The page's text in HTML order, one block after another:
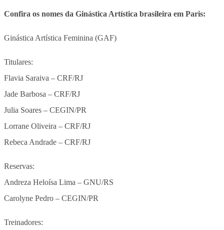
Confira os nomes da Ginástica Artística brasileira em Paris:
Ginástica Artística Feminina (GAF)
Titulares:
Flavia Saraiva – CRF/RJ
Jade Barbosa – CRF/RJ
Julia Soares – CEGIN/PR
Lorrane Oliveira – CRF/RJ
Rebeca Andrade – CRF/RJ
Reservas:
Andreza Heloísa Lima – GNU/RS
Carolyne Pedro – CEGIN/PR
Treinadores: